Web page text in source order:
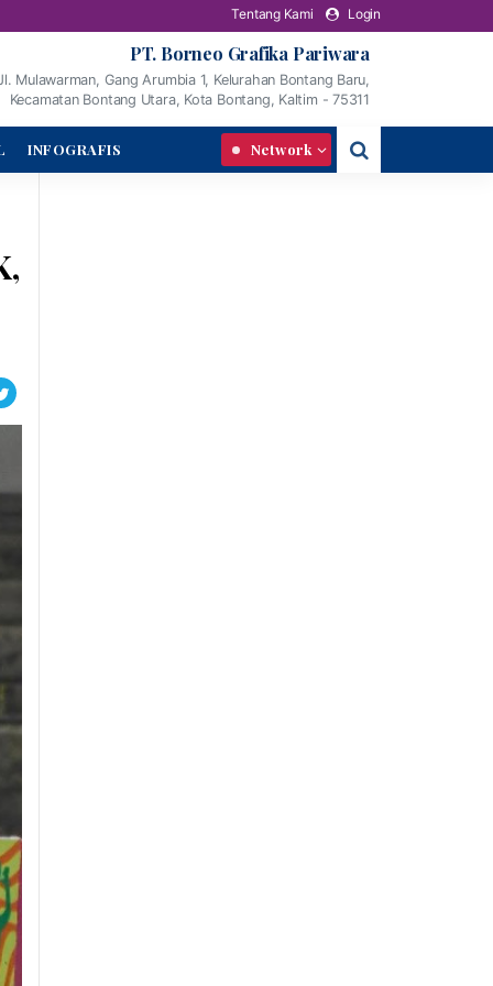
Tentang Kami Login
PT. Borneo Grafika Pariwara
Mulawarman, Gang Arumbia 1, Kelurahan Bontang Baru,
Kecamatan Bontang Utara, Kota Bontang, Kaltim - 75311
INFOGRAFIS Network